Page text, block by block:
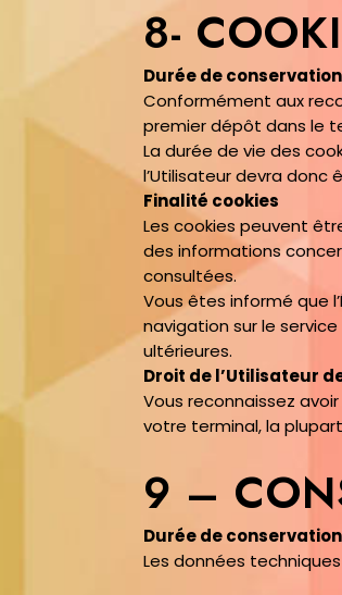
8-
Durée de
Conformément aux
premier dépôt dans le
La durée de vie des
l’Utilisateur devra donc
Finalité cookies
Les cookies peuvent
des informations
consultées.
Vous êtes informé que
navigation sur le
ultérieures.
Droit de l’Utilisateur
Vous reconnaissez
votre terminal, la
9 –
Durée de
Les données